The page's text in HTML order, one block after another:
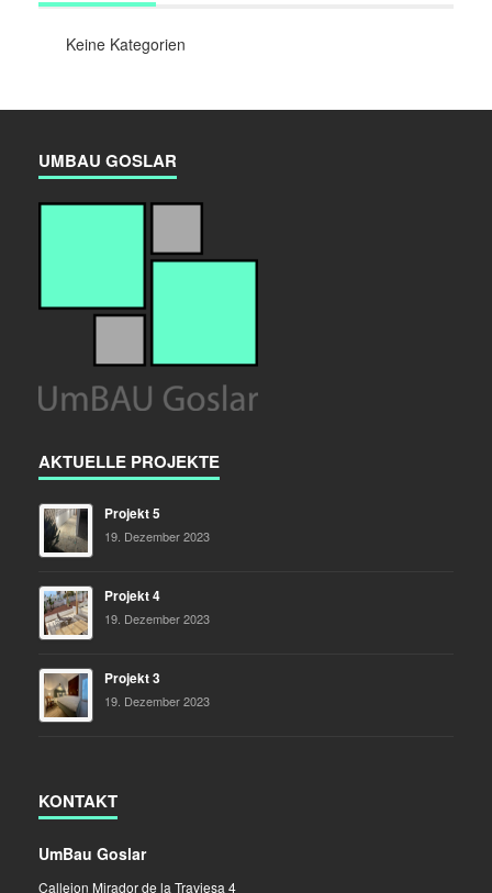
Keine Kategorien
UMBAU GOSLAR
AKTUELLE PROJEKTE
Projekt 5
19. Dezember 2023
Projekt 4
19. Dezember 2023
Projekt 3
19. Dezember 2023
KONTAKT
UmBau Goslar
Callejon Mirador de la Traviesa 4